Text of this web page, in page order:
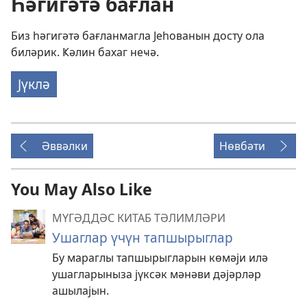
Биз һәгигәтә бағланмагла Јеһованын досту ола
биләрик. Ҝәлин бахаг неҹә.
Јүклә
Әввәлки Нөвбәти
You May Also Like
МҮГӘДДӘС КИТАБ ТӘЛИМЛӘРИ
Ушаглар үчүн тапшырыглар
Бу мараглы тапшырыгларын көмәји илә
ушагларыныза јүксәк мәнәви дәјәрләр
ашылајын.